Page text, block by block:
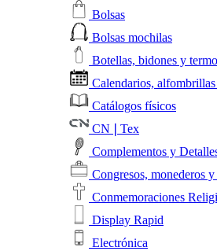
Bolsas
Bolsas mochilas
Botellas, bidones y
Calendarios,
Catálogos físicos
CN❘Tex
Complementos y
Congresos, monederos
Conmemoraciones
Display Rapid
Electrónica